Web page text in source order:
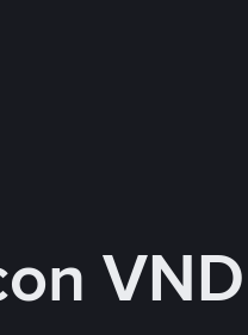
VND